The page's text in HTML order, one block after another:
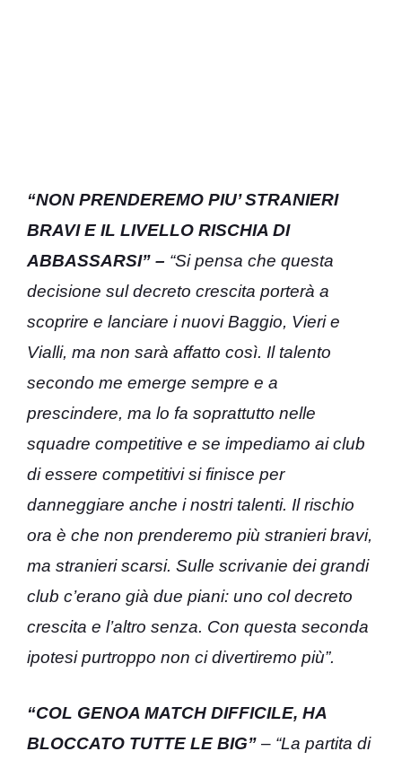
“NON PRENDEREMO PIU’ STRANIERI
BRAVI E IL LIVELLO RISCHIA DI
ABBASSARSI” – “Si pensa che questa
decisione sul decreto crescita porterà a
scoprire e lanciare i nuovi Baggio, Vieri e
Vialli, ma non sarà affatto così. Il talento
secondo me emerge sempre e a
prescindere, ma lo fa soprattutto nelle
squadre competitive e se impediamo ai club
di essere competitivi si finisce per
danneggiare anche i nostri talenti. Il rischio
ora è che non prenderemo più stranieri bravi,
ma stranieri scarsi. Sulle scrivanie dei grandi
club c’erano già due piani: uno col decreto
crescita e l’altro senza. Con questa seconda
ipotesi purtroppo non ci divertiremo più”.
“COL GENOA MATCH DIFFICILE, HA
BLOCCATO TUTTE LE BIG” – “La partita di